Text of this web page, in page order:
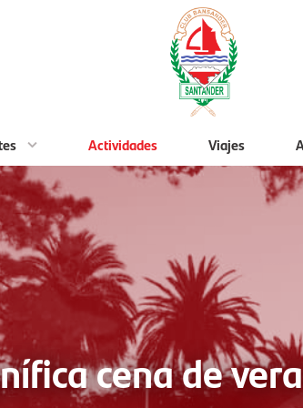
Actividades Viajes
cena de